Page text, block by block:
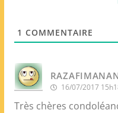
1 COMMENTAIRE
16/07/2017
Très chères